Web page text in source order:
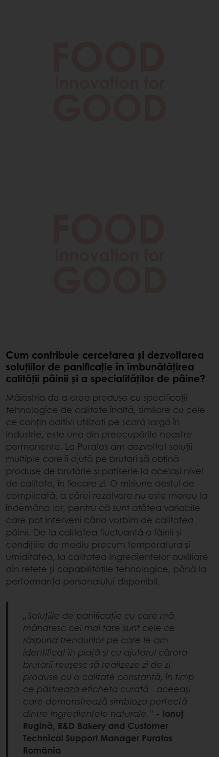
Cum contribuie cercetarea și dezvoltarea
soluțiilor de panificație în îmbunătățirea
calității pâinii și a specialităților de pâine?
Măiestria de a crea produse cu specificații
tehnologice de calitate înaltă, similare cu cele
ce conțin aditivi utilizați pe scară largă în
industrie, este una din preocupările noastre
permanente. La Puratos am dezvoltat soluții
multiple care îi ajută pe brutari să obțină
produse de brutărie și patiserie la același nivel
de calitate, în fiecare zi. O misiune destul de
complicată, a cărei rezolvare nu este mereu la
îndemâna lor, pentru că sunt atâtea variabile
care pot interveni când vorbim de calitatea
pâinii. De la calitatea fluctuantă a făinii și
condițiile de mediu precum temperatura și
umiditatea, la calitatea ingredientelor auxiliare
din rețete și capabilitățile tehnologice, până la
performanța personalului disponibil.
„Soluțiile de panificație cu care mă
mândresc cel mai tare sunt cele ce
răspund trendurilor pe care le-am
identificat în piață și cu ajutorul cărora
brutarii reușesc să realizeze zi de zi
produse cu o calitate constantă, în timp
ce păstrează eticheta curată - aceeași
care demonstrează simbioza perfectă
dintre ingredientele naturale.” - Ionuț
Rugină, R&D Bakery and Customer
Technical Support Manager Puratos
România